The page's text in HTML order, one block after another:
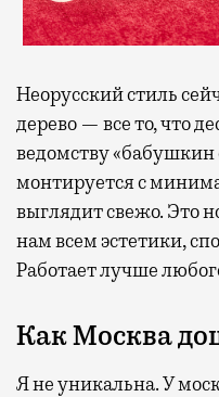
Неорусский стиль
дерево — все то, что
ведомству «бабушкин
монтируется с
выглядит свежо. Это
нам всем эстетики,
Работает лучше
Как Москва
Я не уникальна. У